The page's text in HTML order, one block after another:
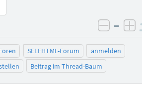
–
SELFHTML-Forum
anmelden
Beitrag im Thread-Baum